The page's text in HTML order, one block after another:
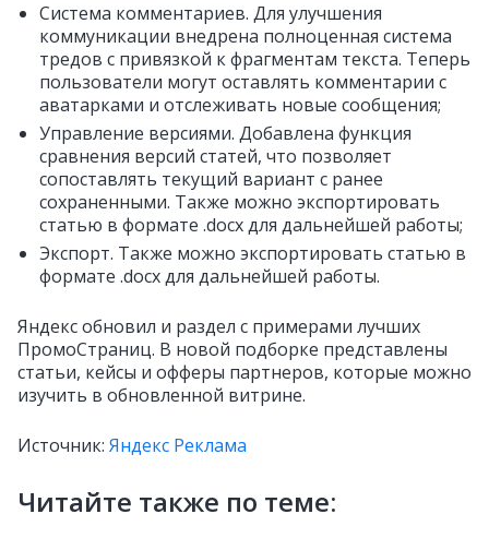
Система комментариев. Для улучшения
коммуникации внедрена полноценная система
тредов с привязкой к фрагментам текста. Теперь
пользователи могут оставлять комментарии с
аватарками и отслеживать новые сообщения;
Управление версиями. Добавлена функция
сравнения версий статей, что позволяет
сопоставлять текущий вариант с ранее
сохраненными. Также можно экспортировать
статью в формате .docx для дальнейшей работы;
Экспорт. Также можно экспортировать статью в
формате .docx для дальнейшей работы.
Яндекс обновил и раздел с примерами лучших
ПромоСтраниц. В новой подборке представлены
статьи, кейсы и офферы партнеров, которые можно
изучить в обновленной витрине.
Источник: Яндекс Реклама
Читайте также по теме: